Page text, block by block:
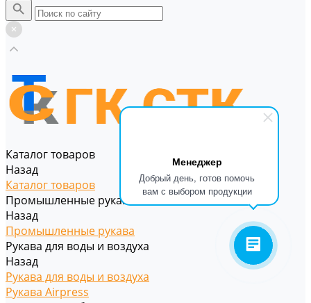
Менеджер
Добрый день, готов помочь
вам с выбором продукции
Каталог товаров
Назад
Каталог товаров
Промышленные рукава
Назад
Промышленные рукава
Рукава для воды и воздуха
Назад
Рукава для воды и воздуха
Рукава Airpress